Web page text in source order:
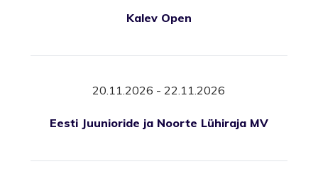
Kalev Open
20.11.2026 - 22.11.2026
Eesti Juunioride ja Noorte Lühiraja MV